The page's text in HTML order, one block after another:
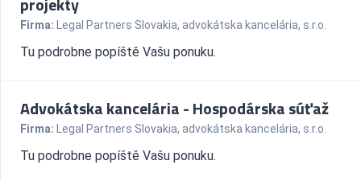
Firma: Legal Partners Slovakia, advokátska kancelária, s.r.o.
Tu podrobne popíště Vašu ponuku.
Advokátska kancelária - Hospodárska súťaž
Firma: Legal Partners Slovakia, advokátska kancelária, s.r.o.
Tu podrobne popíště Vašu ponuku.